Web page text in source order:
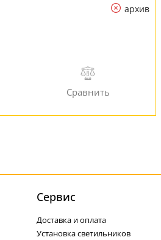
архив
Cервис
Доставка и оплата
Установка светильников